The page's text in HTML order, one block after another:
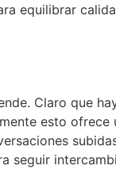
equilibrar
Claro que
esto ofrece
seguir